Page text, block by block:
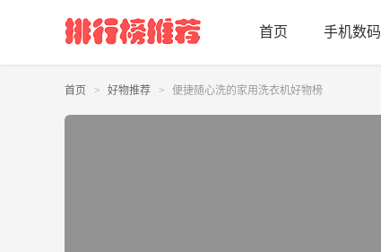
首页 手机数码
首页 好物推荐 便捷随心洗的家用洗衣机好物榜